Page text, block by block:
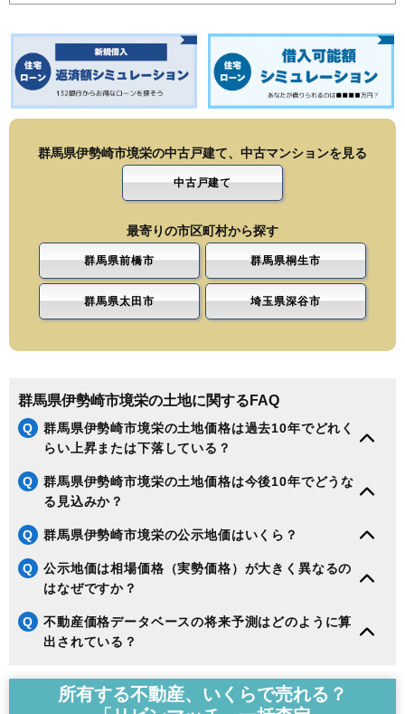
群馬県伊勢崎市境栄の中古戸建て、中古マンションを見る
中古戸建て
最寄りの市区町村から探す
群馬県前橋市 群馬県桐生市
群馬県太田市 埼玉県深谷市
群馬県伊勢崎市境栄の土地に関するFAQ
Q
群馬県伊勢崎市境栄の土地価格は過去10年でどれく
らい上昇または下落している？
Q
群馬県伊勢崎市境栄の土地価格は今後10年でどうな
る見込みか？
Q 群馬県伊勢崎市境栄の公示地価はいくら？
Q
公示地価は相場価格（実勢価格）が大きく異なるの
はなぜですか？
Q
不動産価格データベースの将来予測はどのように算
出されている？
所有する不動産、いくらで売れる？